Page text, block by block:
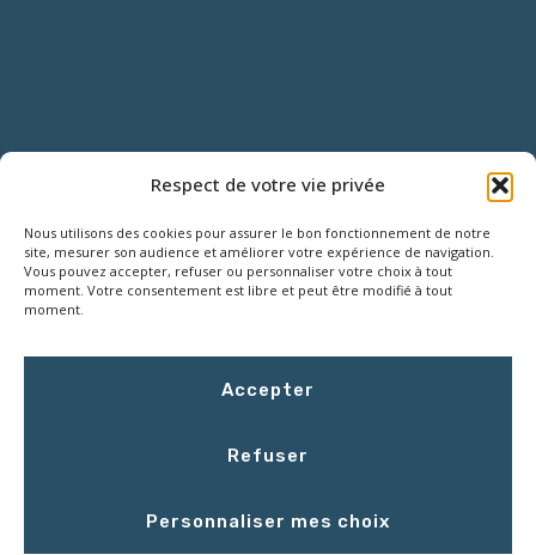
Respect de votre vie privée
Nous utilisons des cookies pour assurer le bon fonctionnement de notre
site, mesurer son audience et améliorer votre expérience de navigation.
Vous pouvez accepter, refuser ou personnaliser votre choix à tout
moment. Votre consentement est libre et peut être modifié à tout
moment.
Accepter
Refuser
Personnaliser mes choix
18 Rue Roger SALENGRO,
Z.I. des Grouëts, 41100 SAINT-OUEN
Le vendredi : 8h00 - 16h30